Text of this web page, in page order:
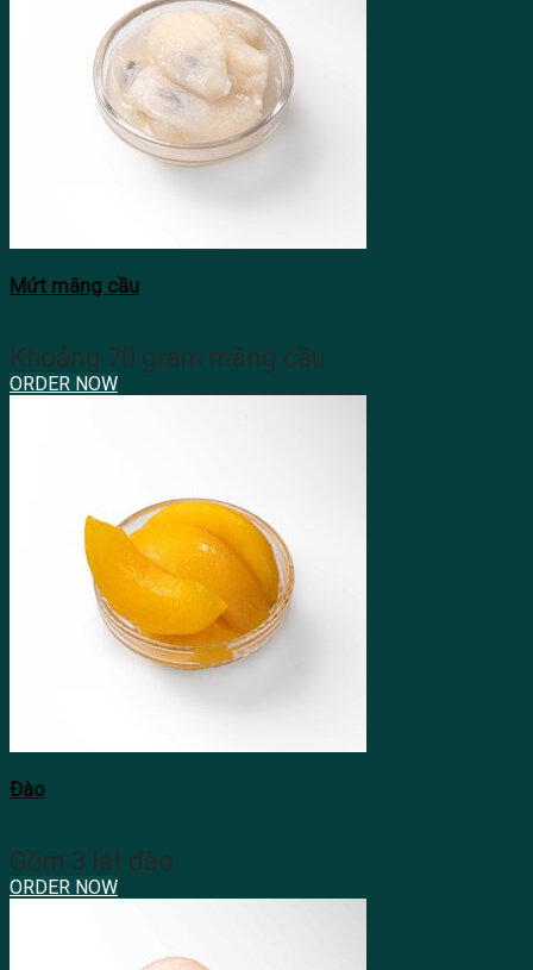
Mứt mãng cầu
Khoảng 70 gram mãng cầu
ORDER NOW
Đào
Gồm 3 lát đào
ORDER NOW